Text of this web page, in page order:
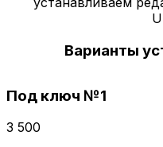
Варианты
Под ключ №1
3 500